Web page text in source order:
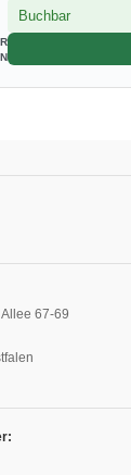
Buchbar
67-69